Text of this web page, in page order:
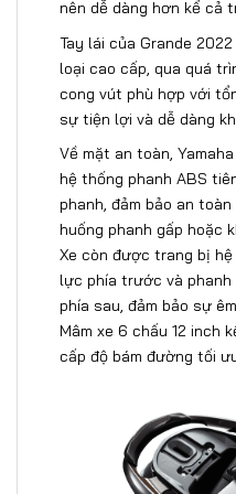
nên dễ dàng hơn kể cả
Tay lái của Grande
loại cao cấp, qua quá
cong vút phù hợp với
sự tiện lợi và dễ dàng
Về mặt an toàn,
hệ thống phanh ABS
phanh, đảm bảo an
huống phanh gấp hoặc
Xe còn được trang bị
lực phía trước và phanh
phía sau, đảm bảo sự
Mâm xe 6 chấu 12 inch
cấp độ bám đường tối